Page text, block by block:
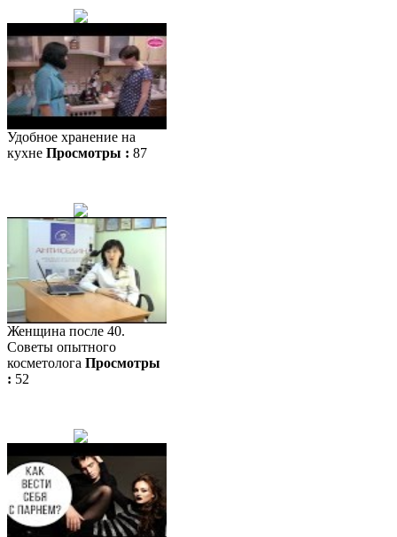
Удобное хранение на
кухне Просмотры : 87
Женщина после 40.
Советы опытного
косметолога Просмотры
: 52